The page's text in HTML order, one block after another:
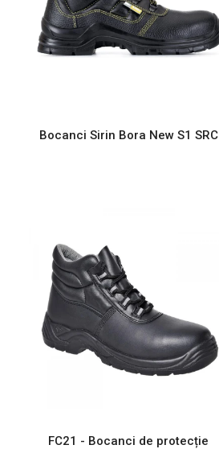
Bocanci Sirin Bora New S1 SRC
FC21 - Bocanci de protecție